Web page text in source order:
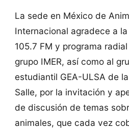
La sede en México de
Internacional agradece a
105.7 FM y programa
grupo IMER, así como al
estudiantil GEA-ULSA de
Salle, por la invitación y
de discusión de temas
animales, que cada vez